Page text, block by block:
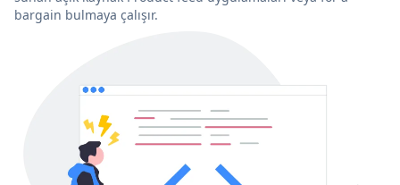
bargain bulmaya çalışır.